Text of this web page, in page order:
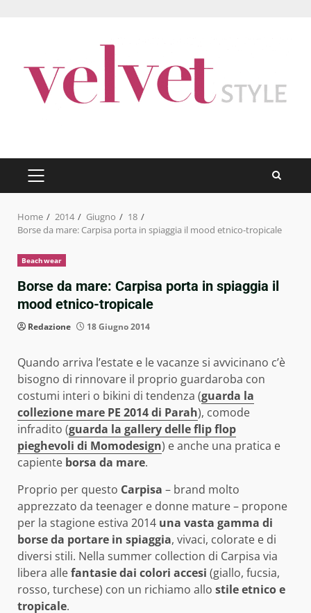
PRIMARY
MENU
Home 2014 Giugno
18
Borse da mare: Carpisa porta in spiaggia il mood etnico-tropicale
Beachwear
Borse da mare: Carpisa porta in spiaggia il
mood etnico-tropicale
Redazione 18 Giugno 2014
Quando arriva l’estate e le vacanze si avvicinano c’è
bisogno di rinnovare il proprio guardaroba con
costumi interi o bikini di tendenza (guarda la
collezione mare PE 2014 di Parah), comode
infradito (guarda la gallery delle flip flop
pieghevoli di Momodesign) e anche una pratica e
capiente borsa da mare.
Proprio per questo Carpisa – brand molto
apprezzato da teenager e donne mature – propone
per la stagione estiva 2014 una vasta gamma di
borse da portare in spiaggia, vivaci, colorate e di
diversi stili. Nella summer collection di Carpisa via
libera allefantasie dai colori accesi (giallo, fucsia,
rosso, turchese) con un richiamo allo stile etnico e
tropicale.